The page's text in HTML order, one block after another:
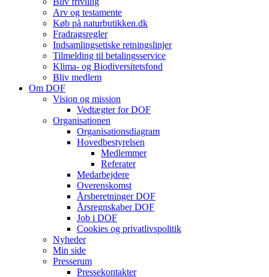
Arv og testamente
Køb på naturbutikken.dk
Fradragsregler
Indsamlingsetiske retningslinjer
Tilmelding til betalingsservice
Klima- og Biodiversitetsfond
Bliv medlem
Om DOF
Vision og mission
Vedtægter for DOF
Organisationen
Organisationsdiagram
Hovedbestyrelsen
Medlemmer
Referater
Medarbejdere
Overenskomst
Årsberetninger DOF
Årsregnskaber DOF
Job i DOF
Cookies og privatlivspolitik
Nyheder
Min side
Presserum
Pressekontakter